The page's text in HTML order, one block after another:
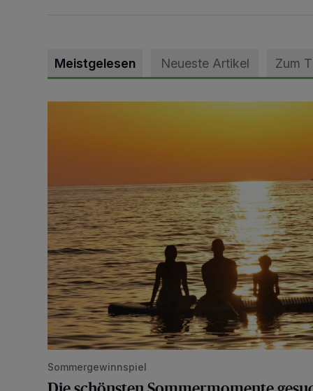
Meistgelesen Neueste Artikel Zum
Sommergewinnspiel